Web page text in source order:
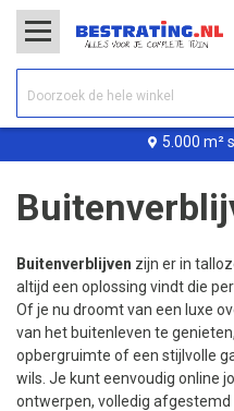
5.000 m²
Buitenverblijven zijn er in
altijd een oplossing vindt die
Of je nu droomt van een luxe
van het buitenleven te
opbergruimte of een stijlvolle
wils. Je kunt eenvoudig online
ontwerpen, volledig